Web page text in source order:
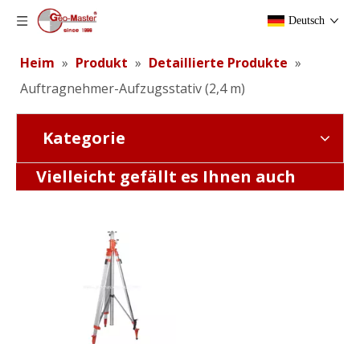
Deutsch
Heim » Produkt » Detaillierte Produkte »
Auftragnehmer-Aufzugsstativ (2,4 m)
Kategorie
Vielleicht gefällt es Ihnen auch